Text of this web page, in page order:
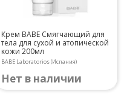
Крем BABE Смягчающий для
тела для сухой и атопической
кожи 200мл
BABE Laboratorios (Испания)
Нет в наличии